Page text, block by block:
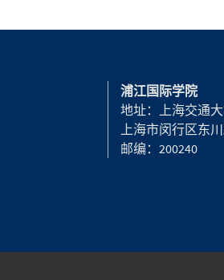
浦江国际学院
地址：上海交通
上海市闵行区东
邮编：200240